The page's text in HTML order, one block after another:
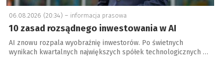
06.08.2026 (20:34) – informacja prasowa
10 zasad rozsądnego inwestowania w AI
AI znowu rozpala wyobraźnię inwestorów. Po świetnych
wynikach kwartalnych największych spółek technologicznych …